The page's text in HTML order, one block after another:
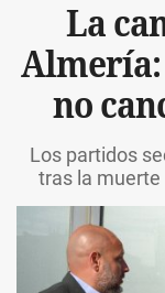
La
Almería:
no
Los partidos
tras la muerte